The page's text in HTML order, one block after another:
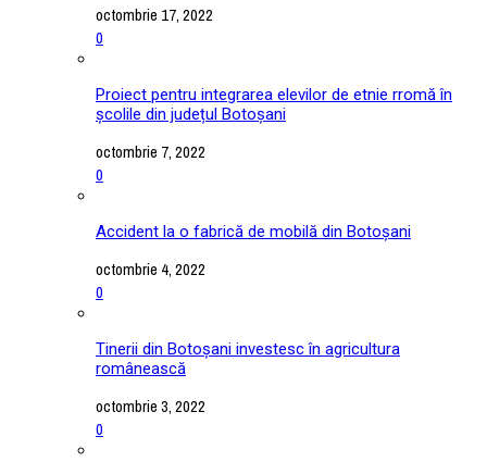
octombrie 17, 2022
0
Proiect pentru integrarea elevilor de etnie rromă în
școlile din județul Botoșani
octombrie 7, 2022
0
Accident la o fabrică de mobilă din Botoșani
octombrie 4, 2022
0
Tinerii din Botoșani investesc în agricultura
românească
octombrie 3, 2022
0